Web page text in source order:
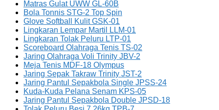
Matras Gulat UWW GL-60B
Bola Tonnis STG-2 Top Spin
Glove Softball Kulit GSK-01
Lingkaran Lempar Martil LLM-01
Lingkaran Tolak Peluru LTP-01
Scoreboard Olahraga Tenis TS-02
Jaring Olahraga Voli Trinity JBV-2
Meja Tenis MDF-18 Olympus
Jaring Sepak Takraw Trinity JST-2
Jaring Pantul Sepakbola Single JPSS-24
Kuda-Kuda Pelana Senam KPS-05
Jaring Pantul Sepakbola Double JPSD-18